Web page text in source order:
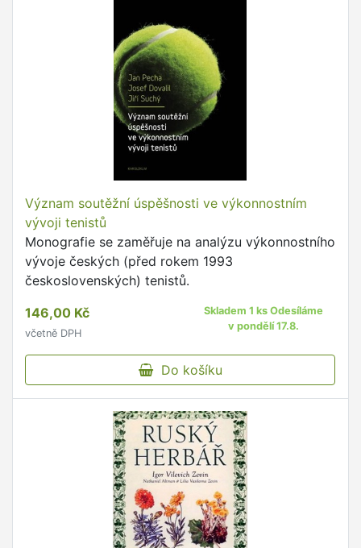
Význam soutěžní úspěšnosti ve výkonnostním
vývoji tenistů
Monografie se zaměřuje na analýzu výkonnostního
vývoje českých (před rokem 1993
československých) tenistů.
146,00 Kč
včetně DPH
Skladem 1 ks Odesíláme
v pondělí 17.8.
Do košíku